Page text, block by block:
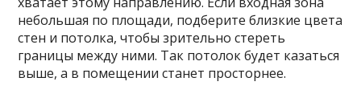
небольшая по площади, подберите близкие цвета
стен и потолка, чтобы зрительно стереть
границы между ними. Так потолок будет казаться
выше, а в помещении станет просторнее.